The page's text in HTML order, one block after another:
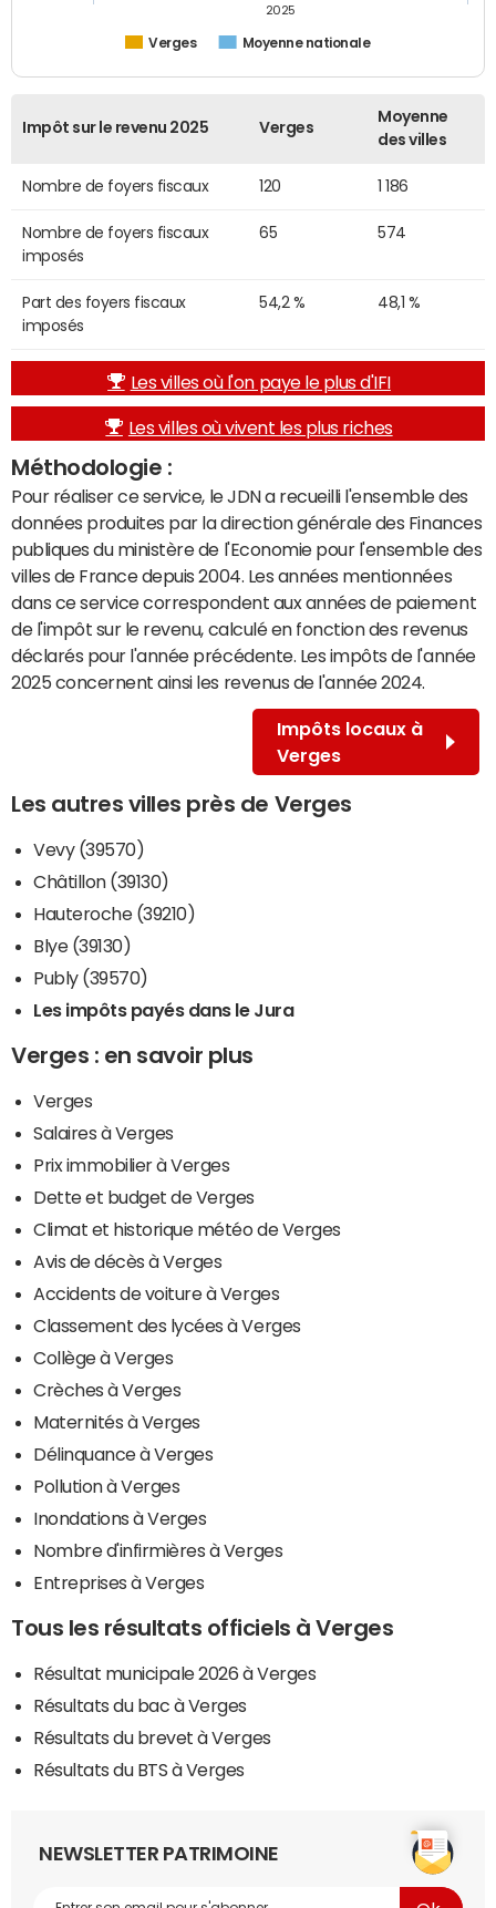
Verges Moyenne nationale
2025
Impôt sur le revenu 2025 Verges
Moyenne
des villes
Nombre de foyers fiscaux 120 1 186
Nombre de foyers fiscaux
imposés
65 574
Part des foyers fiscaux
imposés
54,2 % 48,1 %
Les villes où l'on paye le plus d'IFI
Les villes où vivent les plus riches
Méthodologie :
Pour réaliser ce service, le JDN a recueilli l'ensemble des
données produites par la direction générale des Finances
publiques du ministère de l'Economie pour l'ensemble des
villes de France depuis 2004. Les années mentionnées
dans ce service correspondent aux années de paiement
de l'impôt sur le revenu, calculé en fonction des revenus
déclarés pour l'année précédente. Les impôts de l'année
2025 concernent ainsi les revenus de l'année 2024.
Impôts locaux à
Verges
Les autres villes près de Verges
Vevy (39570)
Châtillon (39130)
Hauteroche (39210)
Blye (39130)
Publy (39570)
Les impôts payés dans le Jura
Verges : en savoir plus
Verges
Salaires à Verges
Prix immobilier à Verges
Dette et budget de Verges
Climat et historique météo de Verges
Avis de décès à Verges
Accidents de voiture à Verges
Classement des lycées à Verges
Collège à Verges
Crèches à Verges
Maternités à Verges
Délinquance à Verges
Pollution à Verges
Inondations à Verges
Nombre d'infirmières à Verges
Entreprises à Verges
Tous les résultats officiels à Verges
Résultat municipale 2026 à Verges
Résultats du bac à Verges
Résultats du brevet à Verges
Résultats du BTS à Verges
NEWSLETTER PATRIMOINE